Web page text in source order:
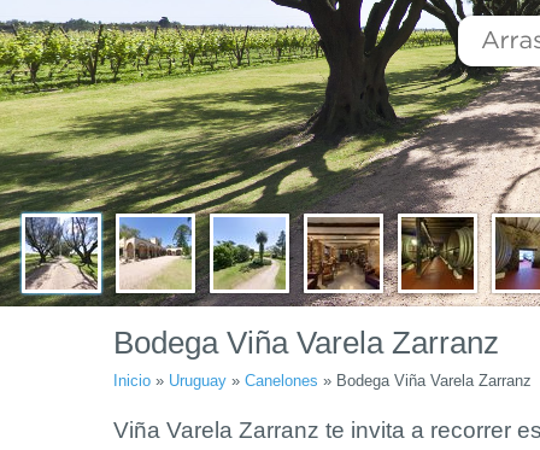
Bodega Viña Varela Zarranz
Inicio » Uruguay » Canelones » Bodega Viña Varela Zarranz
Viña Varela Zarranz te invita a recorrer